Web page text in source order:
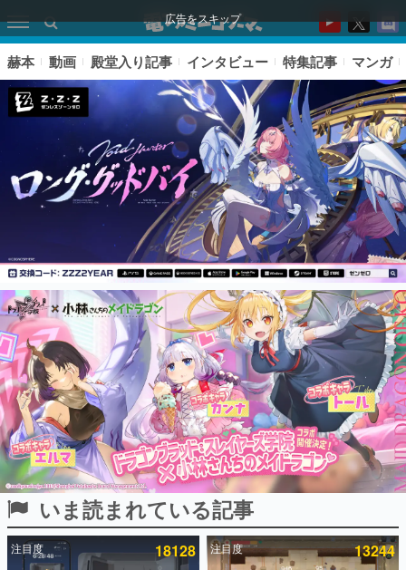
広告をスキップ
ピックアップ
電ファミのいま読まれている記事ランキング
アプリセール情報
インタビュー
連載・特集一覧
殿堂入り記事
SNS拡散数が数千以上！ ページビュー数万以上！ などな
ど。多くの人々に読まれた、電ファミ渾身の“殿堂入り”記
事をまとめました。
赫本 動画 殿堂入り記事 インタビュー 特集記事 マンガ
いま読まれている記事
注目度 18128 注目度 13244